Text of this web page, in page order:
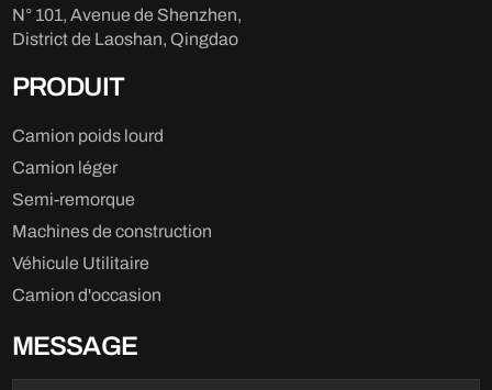
N° 101, Avenue de Shenzhen,
District de Laoshan, Qingdao
PRODUIT
Camion poids lourd
Camion léger
Semi-remorque
Machines de construction
Véhicule Utilitaire
Camion d'occasion
MESSAGE